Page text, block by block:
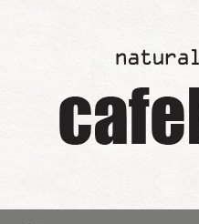
レストランウ
フェモード～
らのお知らせ